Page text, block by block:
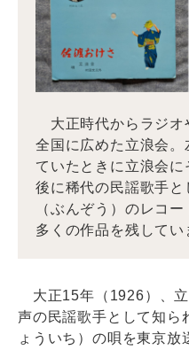
大正時代からラジ
全国に広めた立浪会
ていたときに立浪会に
後に稀代の民謡歌手
（ぶんぞう）のレコ
多くの作品を残してい
大正15年（1926）、
声の民謡歌手として知ら
ょういち）の唄を東京